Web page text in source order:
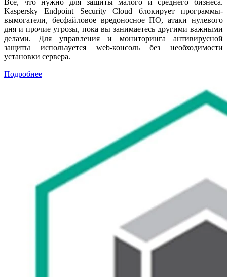
Всё, что нужно для защиты малого и среднего бизнеса.
Kaspersky Endpoint Security Cloud блокирует программы-
вымогатели, бесфайловое вредоносное ПО, атаки нулевого
дня и прочие угрозы, пока вы занимаетесь другими важными
делами. Для управления и мониторинга антивирусной
защиты используется web-консоль без необходимости
установки сервера.
Подробнее